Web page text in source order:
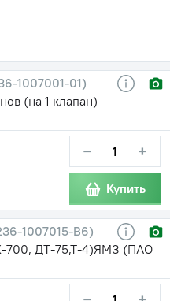
1007001-01)
(на 1 клапан)
− +
Купить
1007015-В6)
700, ДТ-75,Т-4)ЯМЗ (ПАО